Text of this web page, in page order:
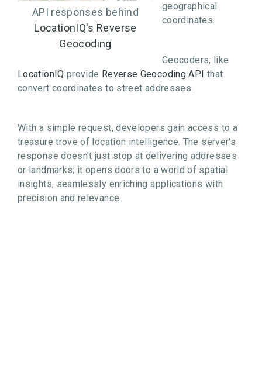
API responses behind
LocationIQ's Reverse
Geocoding
geographical
coordinates.
Geocoders, like
LocationIQ provide Reverse Geocoding API that
convert coordinates to street addresses.
With a simple request, developers gain access to a
treasure trove of location intelligence. The server's
response doesn't just stop at delivering addresses
or landmarks; it opens doors to a world of spatial
insights, seamlessly enriching applications with
precision and relevance.